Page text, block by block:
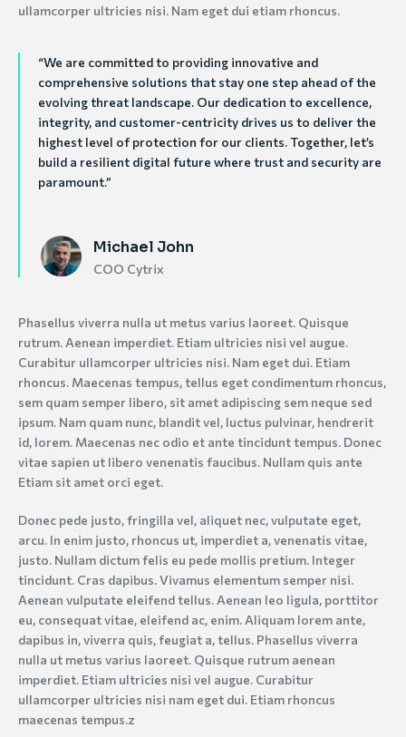
ullamcorper ultricies nisi. Nam eget dui etiam rhoncus.
“We are committed to providing innovative and
comprehensive solutions that stay one step ahead of the
evolving threat landscape. Our dedication to excellence,
integrity, and customer-centricity drives us to deliver the
highest level of protection for our clients. Together, let’s
build a resilient digital future where trust and security are
paramount.”
Michael John
COO Cytrix
Phasellus viverra nulla ut metus varius laoreet. Quisque
rutrum. Aenean imperdiet. Etiam ultricies nisi vel augue.
Curabitur ullamcorper ultricies nisi. Nam eget dui. Etiam
rhoncus. Maecenas tempus, tellus eget condimentum rhoncus,
sem quam semper libero, sit amet adipiscing sem neque sed
ipsum. Nam quam nunc, blandit vel, luctus pulvinar, hendrerit
id, lorem. Maecenas nec odio et ante tincidunt tempus. Donec
vitae sapien ut libero venenatis faucibus. Nullam quis ante
Etiam sit amet orci eget.
Donec pede justo, fringilla vel, aliquet nec, vulputate eget,
arcu. In enim justo, rhoncus ut, imperdiet a, venenatis vitae,
justo. Nullam dictum felis eu pede mollis pretium. Integer
tincidunt. Cras dapibus. Vivamus elementum semper nisi.
Aenean vulputate eleifend tellus. Aenean leo ligula, porttitor
eu, consequat vitae, eleifend ac, enim. Aliquam lorem ante,
dapibus in, viverra quis, feugiat a, tellus. Phasellus viverra
nulla ut metus varius laoreet. Quisque rutrum aenean
imperdiet. Etiam ultricies nisi vel augue. Curabitur
ullamcorper ultricies nisi nam eget dui. Etiam rhoncus
maecenas tempus.z